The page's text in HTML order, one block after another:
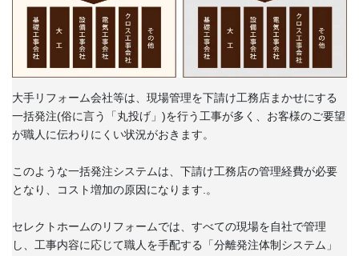
大手リフォーム会社等は、現場管理を下請け工務店まかせにする
一括発注(俗に言う「丸投げ」)を行う工事が多く、お客様のご要望
が職人に伝わりにくい状況がおきます。
このような一括発注システムは、下請け工務店の管理経費が必要
となり、コスト増加の原因になります.。
セレクトホームのリフォームでは、すべての現場を自社で管理
し、工事内容に応じて職人を手配する「分離発注体制システム」